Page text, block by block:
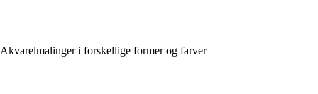
Akvarelmalinger i forskellige former og farver